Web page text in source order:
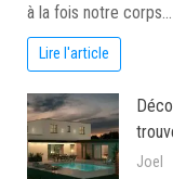
à la fois notre corps…
Lire l'article
Joel